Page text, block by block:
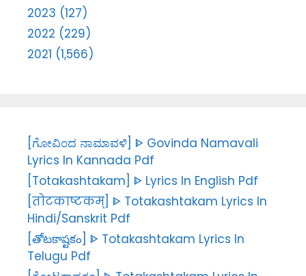
2023 (127)
2022 (229)
2021 (1,566)
[ಗೋವಿಂದ ನಾಮಾವಳಿ] ᐈ Govinda Namavali
Lyrics In Kannada Pdf
[Totakashtakam] ᐈ Lyrics In English Pdf
[तोटकाष्टकम्] ᐈ Totakashtakam Lyrics In
Hindi/Sanskrit Pdf
[తోటకాష్టకం] ᐈ Totakashtakam Lyrics In
Telugu Pdf